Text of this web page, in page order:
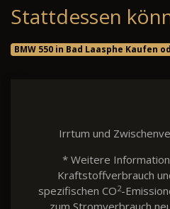
Stattdessen
BMW 550 in Bad Laasphe Kaufen
Irrtum und
* Weitere
Kraftstoffverbrauch
spezifischen CO2-